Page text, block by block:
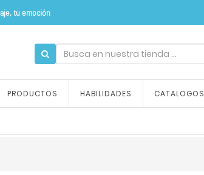
su aprendizaje, tu emoción
PRODUCTOS HABILIDADES CATALOGOS